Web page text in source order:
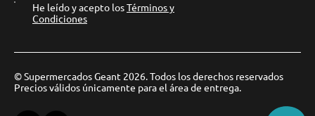
He leído y acepto losTérminos y
Condiciones
© Supermercados Geant 2026. Todos los derechos reservados
Precios válidos únicamente para el área de entrega.